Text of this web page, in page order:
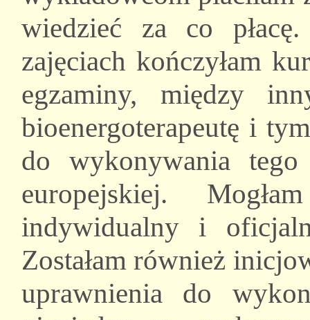
wiedzieć za co
zajęciach kończyłam
egzaminy, między
bioenergoterapeutę i
do wykonywania
europejskiej.
indywidualny i
Zostałam również
uprawnienia do